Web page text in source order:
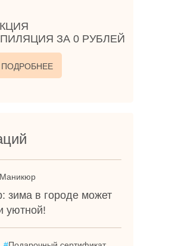
ЗА 0 РУБЛЕЙ
ПОДРОБНЕЕ
Маникюр
зима в городе может
уютной!